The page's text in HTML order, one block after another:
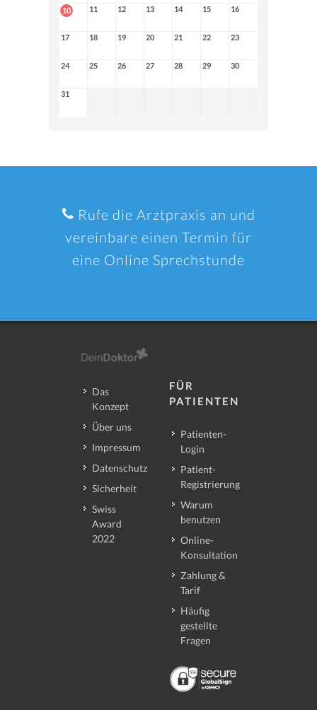
10 11 12 13 14 15 16
17 18 19 20 21 22 23
24 25 26 27 28 29 30
31
Rufe die Arztpraxis an und
vereinbare einen Termin für
eine Online Sprechstunde
Das
Konzept
Über uns
Impressum
Datenschutz
Sicherheit
Swiss
Award
2022
FÜR
PATIENTEN
Patienten-
Login
Patient-
Registrierung
Warum
benutzen
Online-
Konsultation
Zahlung &
Tarif
Häufig
gestellte
Fragen